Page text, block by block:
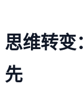
思维转变
先